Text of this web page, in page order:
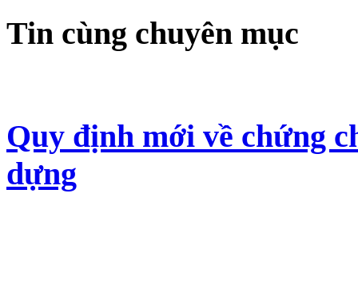
Tin cùng chuyên mục
Quy định mới về chứng
dựng